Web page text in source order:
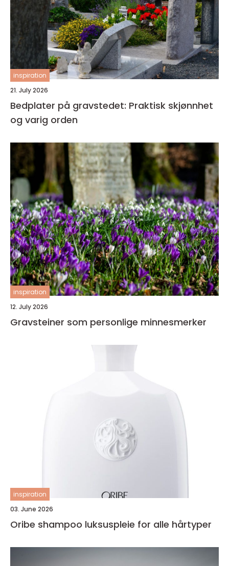
inspiration
21. July 2026
Bedplater på gravstedet: Praktisk skjønnhet
og varig orden
inspiration
12. July 2026
Gravsteiner som personlige minnesmerker
inspiration
03. June 2026
Oribe shampoo luksuspleie for alle hårtyper